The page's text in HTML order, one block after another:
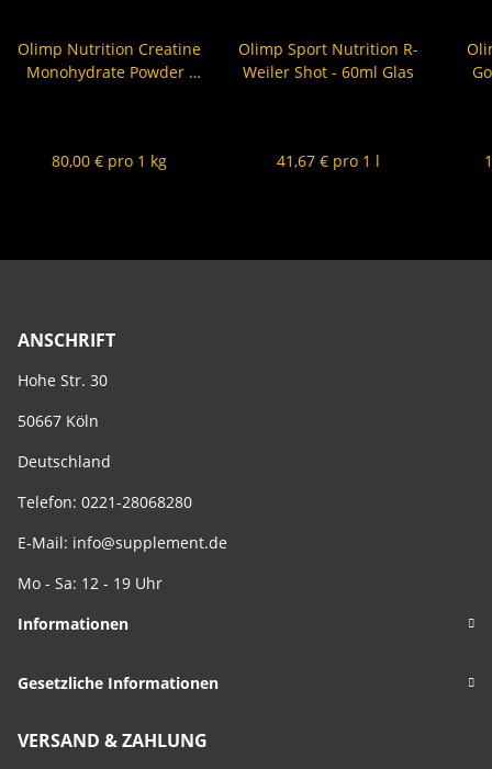
Olimp Nutrition Creatine
Monohydrate Powder (
80,00 € pro 1 kg
Olimp Sport Nutrition R-
Weiler Shot - 60ml Glas
41,67 € pro 1 l
ANSCHRIFT
Hohe Str. 30
50667 Köln
Deutschland
Telefon: 0221-28068280
E-Mail: info@supplement.de
Mo - Sa: 12 - 19 Uhr
Informationen
Gesetzliche Informationen
VERSAND & ZAHLUNG